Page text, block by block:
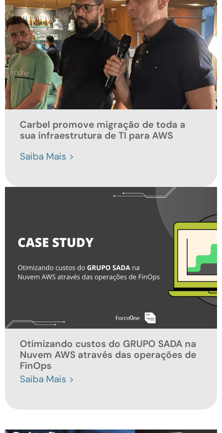
Carbel promove migração de toda a
sua infraestrutura de TI para AWS
Saiba Mais >
Otimizando custos do GRUPO SADA na
Nuvem AWS através das operações de
FinOps
Saiba Mais >